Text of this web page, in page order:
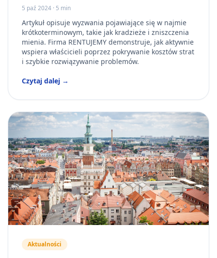
5 paź 2024 · 5 min
Artykuł opisuje wyzwania pojawiające się w najmie
krótkoterminowym, takie jak kradzieże i zniszczenia
mienia. Firma RENTUJEMY demonstruje, jak aktywnie
wspiera właścicieli poprzez pokrywanie kosztów strat
i szybkie rozwiązywanie problemów.
Czytaj dalej →
Aktualności